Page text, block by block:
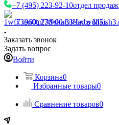
+7 (495) 223-92-10отдел продаж
+7 (960) 230-00-33Чат в Max
Заказать звонок
Задать вопрос
Войти
Корзина0
Избранные товары0
Сравнение товаров0